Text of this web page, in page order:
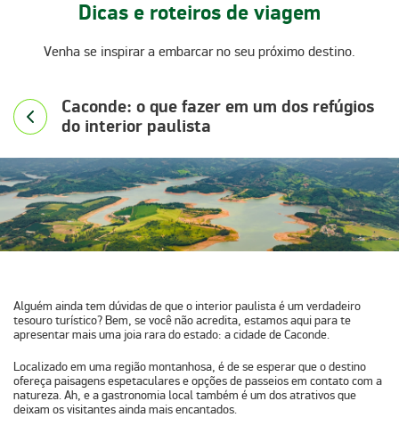
Dicas e roteiros de viagem
Venha se inspirar a embarcar no seu próximo destino.
Caconde: o que fazer em um dos refúgios
do interior paulista
Alguém ainda tem dúvidas de que o interior paulista é um verdadeiro
tesouro turístico? Bem, se você não acredita, estamos aqui para te
apresentar mais uma joia rara do estado: a cidade deCaconde.
Localizado em uma região montanhosa, é de se esperar que o destino
ofereça paisagens espetaculares e opções de passeios em contato com a
natureza. Ah, e a gastronomia local também é um dos atrativos que
deixam os visitantes ainda mais encantados.